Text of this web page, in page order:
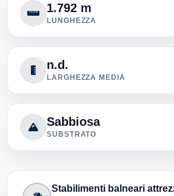
1.792 m
LUNGHEZZA
n.d.
LARGHEZZA MEDIA
Sabbiosa
SUBSTRATO
Stabilimenti balneari